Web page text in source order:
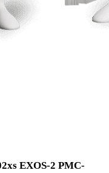
EXOS-2 PMC-